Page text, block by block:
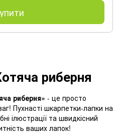
риберня
риберня» - це просто
Пухнасті шкарпетки-лапки на
ілюстрації та швидкісний
ваших лапок!